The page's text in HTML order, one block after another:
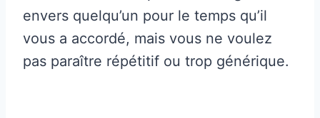
envers quelqu’un pour le temps qu’il
vous a accordé, mais vous ne voulez
pas paraître répétitif ou trop générique.